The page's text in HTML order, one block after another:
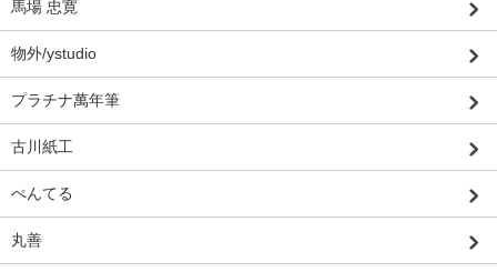
馬場 忠寛
物外/ystudio
プラチナ萬年筆
古川紙工
ぺんてる
丸善